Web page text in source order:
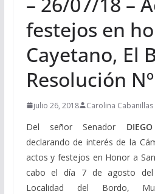
festejos en
Cayetano, El
Resolución
julio 26, 2018 Carolina Cabanillas
Del señor Senador DIEGO
declarando de interés de la
actos y festejos en Honor a
cabo el día 7 de agosto
Localidad del Bordo,